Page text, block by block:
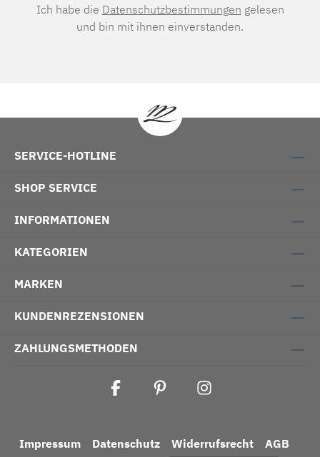
Ich habe die Datenschutzbestimmungen gelesen
und bin mit ihnen einverstanden.
SERVICE-HOTLINE
SHOP SERVICE
INFORMATIONEN
KATEGORIEN
MARKEN
KUNDENREZENSIONEN
ZAHLUNGSMETHODEN
Impressum Datenschutz Widerrufsrecht AGB